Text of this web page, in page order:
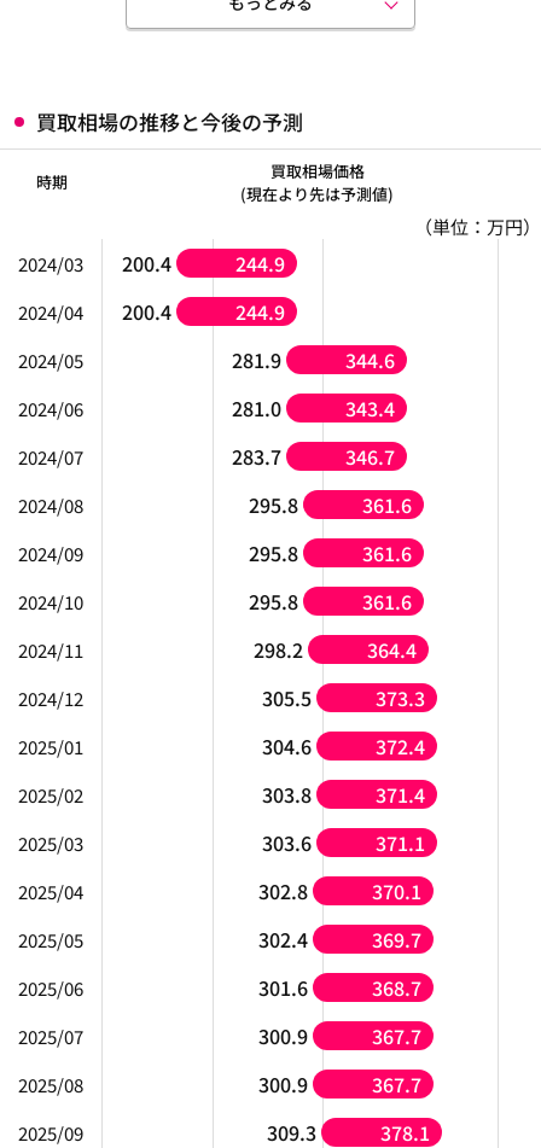
買取相場の推移と今後の予測
時期
買取相場価格
(現在より先は予測値)
（単位：万円）
2024/03
200.4 244.9
2024/04 200.4 244.9
2024/05 281.9 344.6
2024/06 281.0 343.4
2024/07 283.7 346.7
2024/08 295.8 361.6
2024/09 295.8 361.6
2024/10 295.8 361.6
2024/11 298.2 364.4
2024/12 305.5 373.3
2025/01 304.6 372.4
2025/02 303.8 371.4
2025/03 303.6 371.1
2025/04 302.8 370.1
2025/05 302.4 369.7
2025/06 301.6 368.7
2025/07 300.9 367.7
2025/08 300.9 367.7
2025/09 309.3 378.1